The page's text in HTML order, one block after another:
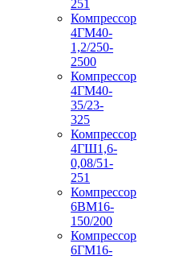
251
Компрессор
4ГМ40-
1,2/250-
2500
Компрессор
4ГМ40-
35/23-
325
Компрессор
4ГШ1,6-
0,08/51-
251
Компрессор
6ВМ16-
150/200
Компрессор
6ГМ16-